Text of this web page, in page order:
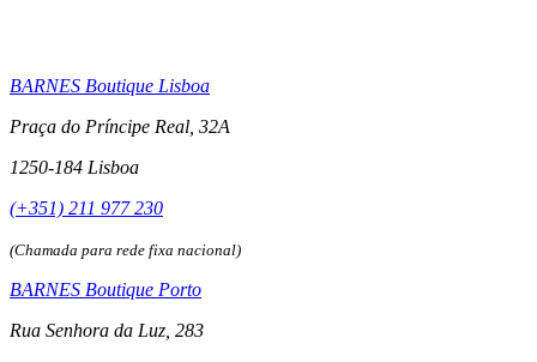
BARNES Boutique Lisboa
Praça do Príncipe Real, 32A
1250-184 Lisboa
(+351) 211 977 230
(Chamada para rede fixa nacional)
BARNES Boutique Porto
Rua Senhora da Luz, 283